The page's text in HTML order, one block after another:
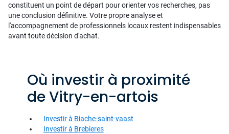
constituent un point de départ pour orienter vos recherches, pas
une conclusion définitive. Votre propre analyse et
l'accompagnement de professionnels locaux restent indispensables
avant toute décision d'achat.
Où investir à proximité
de Vitry-en-artois
Investir à Biache-saint-vaast
Investir à Brebieres